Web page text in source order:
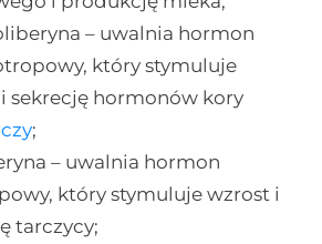
– uwalnia hormon
który stymuluje
sekrecję hormonów kory
;
– uwalnia hormon
który stymuluje wzrost i
tarczycy;